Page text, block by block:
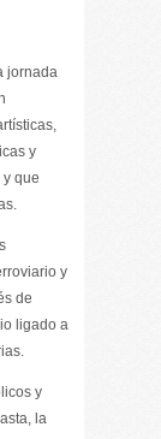
jornada
y
que
y
de
ligado a
y
la